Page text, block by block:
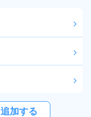
arrow_forward_ios
arrow_forward_ios
arrow_forward_ios
加する